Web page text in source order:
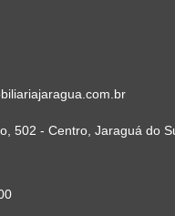
502 - Centro, Jaraguá do